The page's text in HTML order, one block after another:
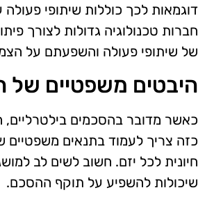
דוגמאות לכך כוללות שיתופי
חברות טכנולוגיה גדולות לצורך
של שיתופי פעולה והשפעתם על
היבטים משפטיים של
כאשר מדובר בהסכמים בילטרליים,
כזה צריך לעמוד בתנאים משפטיים
חיונית לכל יזם. חשוב לשים לב
שיכולות להשפיע על תוקף ההסכם.